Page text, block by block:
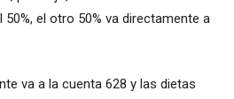
el otro 50% va directamente a
va a la cuenta 628 y las dietas